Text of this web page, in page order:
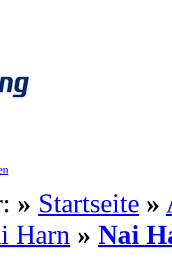
» Startseite »
Harn » Nai